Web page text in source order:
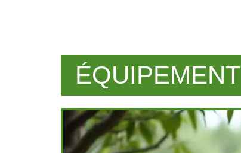
ÉQUIPEMENT